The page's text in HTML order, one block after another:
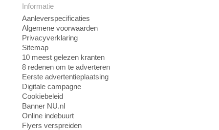
Informatie
Aanleverspecificaties
Algemene voorwaarden
Privacyverklaring
Sitemap
10 meest gelezen kranten
8 redenen om te adverteren
Eerste advertentieplaatsing
Digitale campagne
Cookiebeleid
Banner NU.nl
Online indebuurt
Flyers verspreiden